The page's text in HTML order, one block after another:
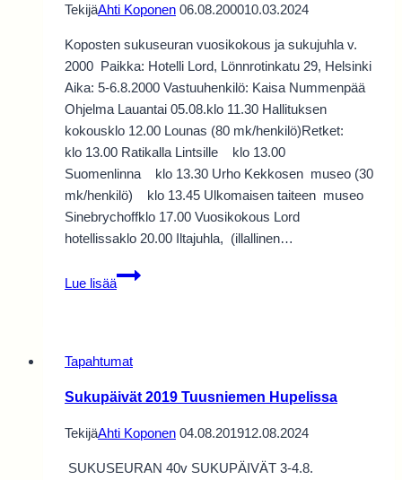
TekijäAhti Koponen 06.08.200010.03.2024
Koposten sukuseuran vuosikokous ja sukujuhla v.
2000 Paikka: Hotelli Lord, Lönnrotinkatu 29, Helsinki
Aika: 5-6.8.2000 Vastuuhenkilö: Kaisa Nummenpää
Ohjelma Lauantai 05.08.klo 11.30 Hallituksen
kokousklo 12.00 Lounas (80 mk/henkilö)Retket:
klo 13.00 Ratikalla Lintsille klo 13.00
Suomenlinna klo 13.30 Urho Kekkosen museo (30
mk/henkilö) klo 13.45 Ulkomaisen taiteen museo
Sinebrychoffklo 17.00 Vuosikokous Lord
hotellissaklo 20.00 Iltajuhla, (illallinen…
Lue lisää
Sukupäivät
2000
Tapahtumat
Sukupäivät 2019 Tuusniemen Hupelissa
TekijäAhti Koponen 04.08.201912.08.2024
SUKUSEURAN 40v SUKUPÄIVÄT 3-4.8.